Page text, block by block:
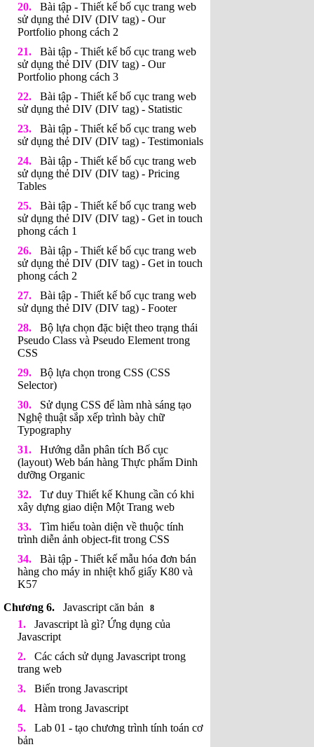
Bài tập - Thiết kế bố cục trang web
sử dụng thẻ DIV (DIV tag) - Our
Portfolio phong cách 2
Bài tập - Thiết kế bố cục trang web
sử dụng thẻ DIV (DIV tag) - Our
Portfolio phong cách 3
Bài tập - Thiết kế bố cục trang web
sử dụng thẻ DIV (DIV tag) - Statistic
Bài tập - Thiết kế bố cục trang web
sử dụng thẻ DIV (DIV tag) - Testimonials
Bài tập - Thiết kế bố cục trang web
sử dụng thẻ DIV (DIV tag) - Pricing
Tables
Bài tập - Thiết kế bố cục trang web
sử dụng thẻ DIV (DIV tag) - Get in touch
phong cách 1
Bài tập - Thiết kế bố cục trang web
sử dụng thẻ DIV (DIV tag) - Get in touch
phong cách 2
Bài tập - Thiết kế bố cục trang web
sử dụng thẻ DIV (DIV tag) - Footer
Bộ lựa chọn đặc biệt theo trạng thái
Pseudo Class và Pseudo Element trong
CSS
Bộ lựa chọn trong CSS (CSS
Selector)
Sử dụng CSS để làm nhà sáng tạo
Nghệ thuật sắp xếp trình bày chữ
Typography
Hướng dẫn phân tích Bố cục
(layout) Web bán hàng Thực phẩm Dinh
dưỡng Organic
Tư duy Thiết kế Khung cần có khi
xây dựng giao diện Một Trang web
Tìm hiểu toàn diện về thuộc tính
trình diễn ảnh object-fit trong CSS
Bài tập - Thiết kế mẫu hóa đơn bán
hàng cho máy in nhiệt khổ giấy K80 và
K57
Javascript căn bản
8
Javascript là gì? Ứng dụng của
Javascript
Các cách sử dụng Javascript trong
trang web
Biến trong Javascript
Hàm trong Javascript
Lab 01 - tạo chương trình tính toán cơ
bản